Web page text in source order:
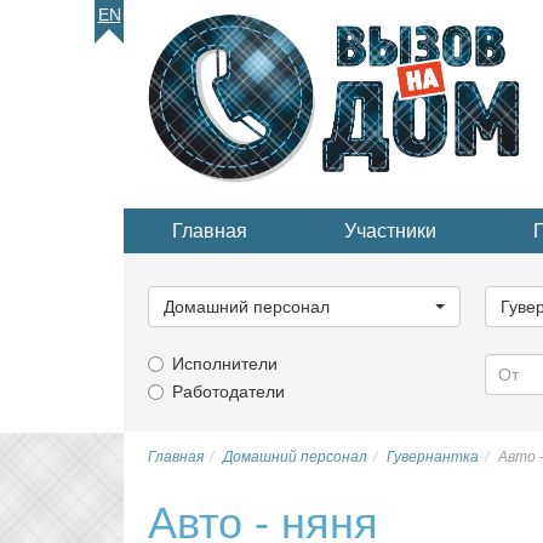
EN
Главная Участники
категорию...
Домашний персонал
Исполнители
Работодатели
Главная Домашний персонал Гувернантка Авто
Авто - няня